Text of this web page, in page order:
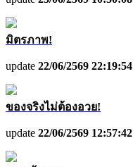
มิตรภาพ!
update 22/06/2569 22:19:54
ของจริงไม่ต้องอวย!
update 22/06/2569 12:57:42